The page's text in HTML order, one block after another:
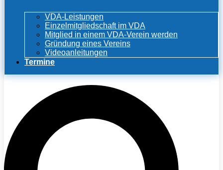
VDA-Leistungen
Einzelmitgliedschaft im VDA
Mitglied in einem VDA-Verein werden
Gründung eines Vereins
Videoanleitungen
Termine